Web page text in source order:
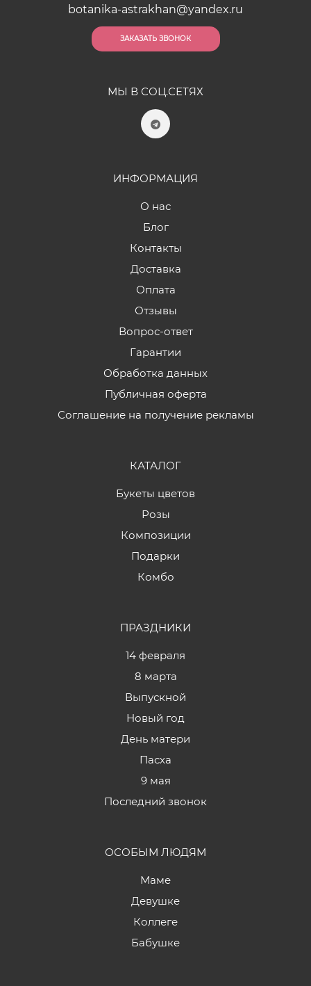
botanika-astrakhan@yandex.ru
ЗАКАЗАТЬ ЗВОНОК
МЫ В СОЦ.СЕТЯХ
ИНФОРМАЦИЯ
О нас
Блог
Контакты
Доставка
Оплата
Отзывы
Вопрос-ответ
Гарантии
Обработка данных
Публичная оферта
Соглашение на получение рекламы
КАТАЛОГ
Букеты цветов
Розы
Композиции
Подарки
Комбо
ПРАЗДНИКИ
14 февраля
8 марта
Выпускной
Новый год
День матери
Пасха
9 мая
Последний звонок
ОСОБЫМ ЛЮДЯМ
Маме
Девушке
Коллеге
Бабушке